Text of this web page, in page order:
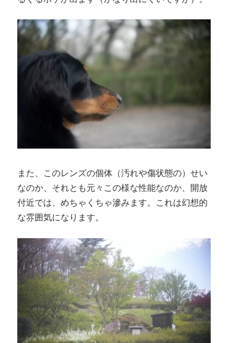
また、このレンズの個体（汚れや傷状態の）せい
なのか、それとも元々この様な性能なのか、開放
付近では、めちゃくちゃ滲みます。これは幻想的
な雰囲気になります。